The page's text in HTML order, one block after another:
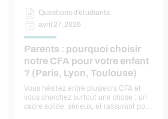
Questions d’étudiants
avril 27, 2026
Parents : pourquoi choisir
notre CFA pour votre enfant
? (Paris, Lyon, Toulouse)
Vous hésitez entre plusieurs CFA et
vous cherchez surtout une chose : un
cadre solide, sérieux, et rassurant pour